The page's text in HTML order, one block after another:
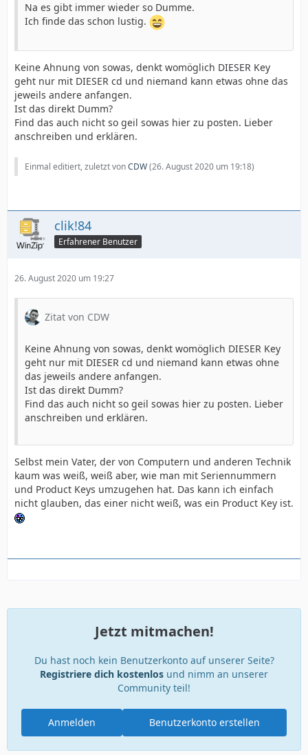
Na es gibt immer wieder so Dumme.
Ich finde das schon lustig.
Keine Ahnung von sowas, denkt womöglich DIESER Key
geht nur mit DIESER cd und niemand kann etwas ohne das
jeweils andere anfangen.
Ist das direkt Dumm?
Find das auch nicht so geil sowas hier zu posten. Lieber
anschreiben und erklären.
Einmal editiert, zuletzt vonCDW(26. August 2020 um 19:18)
clik!84
Erfahrener Benutzer
26. August 2020 um 19:27
Zitat von CDW
Keine Ahnung von sowas, denkt womöglich DIESER Key
geht nur mit DIESER cd und niemand kann etwas ohne
das jeweils andere anfangen.
Ist das direkt Dumm?
Find das auch nicht so geil sowas hier zu posten. Lieber
anschreiben und erklären.
Selbst mein Vater, der von Computern und anderen Technik
kaum was weiß, weiß aber, wie man mit Seriennummern
und Product Keys umzugehen hat. Das kann ich einfach
nicht glauben, das einer nicht weiß, was ein Product Key ist.
Jetzt mitmachen!
Du hast noch kein Benutzerkonto auf unserer Seite?
Registriere dich kostenlos und nimm an unserer
Community teil!
Benutzerkonto erstellen
Anmelden